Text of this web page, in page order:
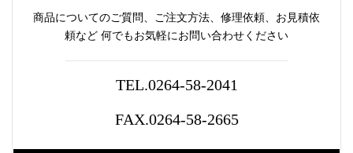
商品についてのご質問、ご注文方法、修理依頼、お見積依
頼など 何でもお気軽にお問い合わせください
TEL.0264-58-2041
FAX.0264-58-2665